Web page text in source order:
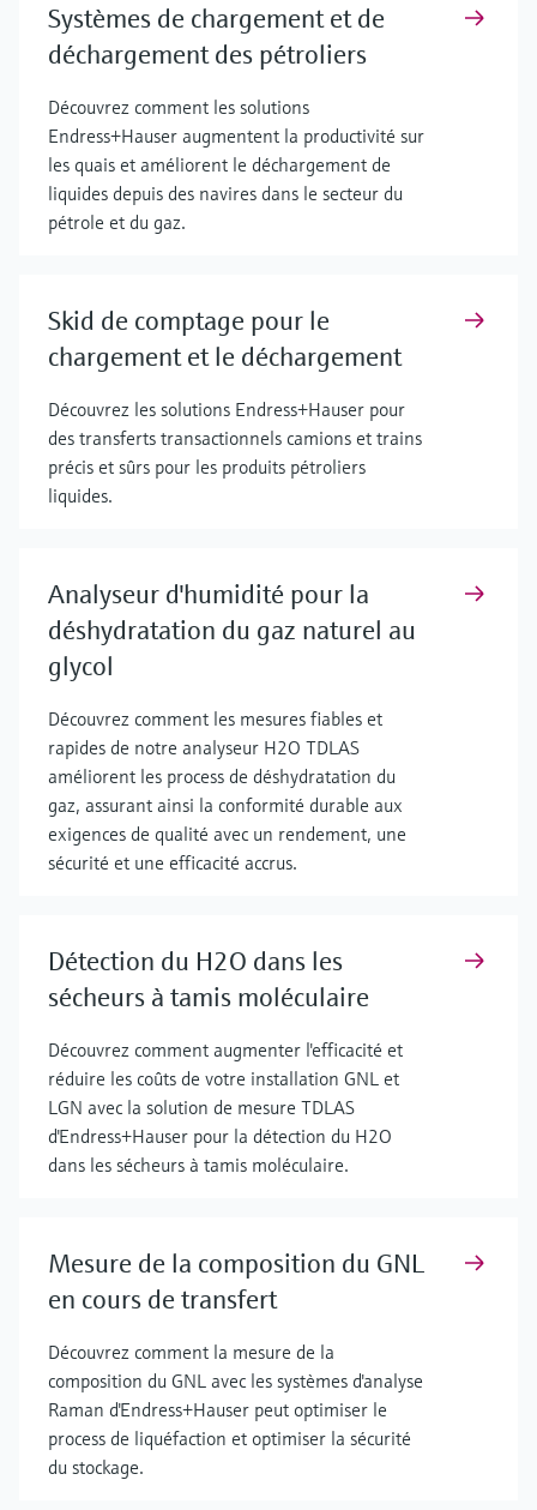
Systèmes de chargement et de
déchargement des pétroliers
Découvrez comment les solutions
Endress+Hauser augmentent la productivité sur
les quais et améliorent le déchargement de
liquides depuis des navires dans le secteur du
pétrole et du gaz.
Skid de comptage pour le
chargement et le déchargement
Découvrez les solutions Endress+Hauser pour
des transferts transactionnels camions et trains
précis et sûrs pour les produits pétroliers
liquides.
Analyseur d'humidité pour la
déshydratation du gaz naturel au
glycol
Découvrez comment les mesures fiables et
rapides de notre analyseur H2O TDLAS
améliorent les process de déshydratation du
gaz, assurant ainsi la conformité durable aux
exigences de qualité avec un rendement, une
sécurité et une efficacité accrus.
Détection du H2O dans les
sécheurs à tamis moléculaire
Découvrez comment augmenter l'efficacité et
réduire les coûts de votre installation GNL et
LGN avec la solution de mesure TDLAS
d'Endress+Hauser pour la détection du H2O
dans les sécheurs à tamis moléculaire.
Mesure de la composition du GNL
en cours de transfert
Découvrez comment la mesure de la
composition du GNL avec les systèmes d'analyse
Raman d'Endress+Hauser peut optimiser le
process de liquéfaction et optimiser la sécurité
du stockage.